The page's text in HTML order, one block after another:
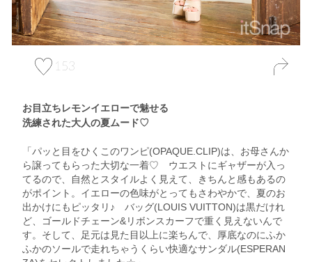
153
お目立ちレモンイエローで魅せる
洗練された大人の夏ムード♡
「パッと目をひくこのワンピ(OPAQUE.CLIP)は、お母さんか
ら譲ってもらった大切な一着♡ ウエストにギャザーが入っ
てるので、自然とスタイルよく見えて、きちんと感もあるの
がポイント。イエローの色味がとってもさわやかで、夏のお
出かけにもピッタリ♪ バッグ(LOUIS VUITTON)は黒だけれ
ど、ゴールドチェーン&リボンスカーフで重く見えないんで
す。そして、足元は見た目以上に楽ちんで、厚底なのにふか
ふかのソールで走れちゃうくらい快適なサンダル(ESPERAN